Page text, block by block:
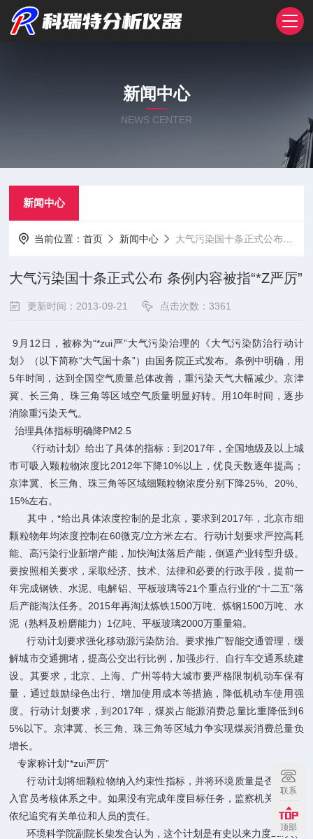
新闻中心
NEWS CENTER
新闻中心
当前位置：首页 新闻中心 大气污染国十条正式公布 条例内容被指“*Z严厉”
大气污染国十条正式公布 条例内容被指“*Z严厉”
更新时间：2013-09-21 点击次数：3361
9月12日，被称为“*zui严”大气污染治理的《大气污染防治行动计
划》（以下简称“大气国十条”）由国务院正式发布。条例中明确，用
5年时间，达到全国空气质量总体改善，重污染天气大幅减少。京津
冀、长三角、珠三角等区域空气质量明显好转。用10年时间，逐步
消除重污染天气。
治理具体指标明确降PM2.5
《行动计划》给出了具体的指标：到2017年，全国地级及以上城
市可吸入颗粒物浓度比2012年下降10%以上，优良天数逐年提高；
京津冀、长三角、珠三角等区域细颗粒物浓度分别下降25%、20%、
15%左右。
其中，*给出具体浓度控制的是北京，要求到2017年，北京市细
颗粒物年均浓度控制在60微克/立方米左右。行动计划要求严控高耗
能、高污染行业新增产能，加快淘汰落后产能，倒逼产业转型升级。
要按照相关要求，采取经济、技术、法律和必要的行政手段，提前一
年完成钢铁、水泥、电解铝、平板玻璃等21个重点行业的“十二五”落
后产能淘汰任务。2015年再淘汰炼铁1500万吨、炼钢1500万吨、水
泥（熟料及粉磨能力）1亿吨、平板玻璃2000万重量箱。
行动计划要求强化移动源污染防治。要求推广智能交通管理，缓
解城市交通拥堵，提高公交出行比例，加强步行、自行车交通系统建
设。其要求，北京、上海、广州等特大城市要严格限制机动车保有
量，通过鼓励绿色出行、增加使用成本等措施，降低机动车使用强
度。行动计划要求，到2017年，煤炭占能源消费总量比重降低到6
5%以下。京津冀、长三角、珠三角等区域力争实现煤炭消费总量负
增长。
专家称计划“*zui严厉”
行动计划将细颗粒物纳入约束性指标，并将环境质量是否改善纳
入官员考核体系之中。如果没有完成年度目标任务，监察机关要依法
依纪追究有关单位和人员的责任。
环境科学院副院长柴发合认为，这个计划是有史以来力度zui大、
联系
顶部